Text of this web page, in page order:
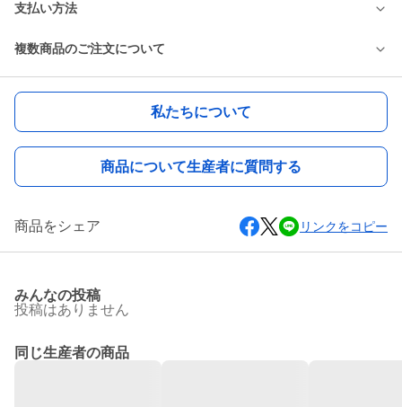
支払い方法
複数商品のご注文について
私たちについて
商品について生産者に質問する
商品をシェア リンクをコピー
みんなの投稿
投稿はありません
同じ生産者の商品